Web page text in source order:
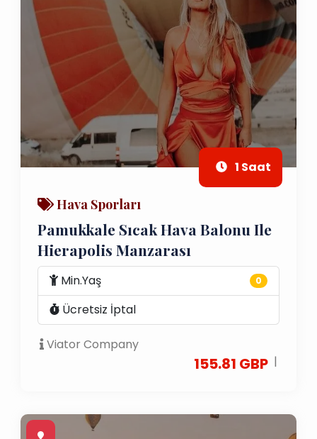
1 Saat
Hava Sporları
Pamukkale Sıcak Hava Balonu Ile
Hierapolis Manzarası
Min.Yaş 0
Ücretsiz İptal
Viator Company
155.81 GBP |